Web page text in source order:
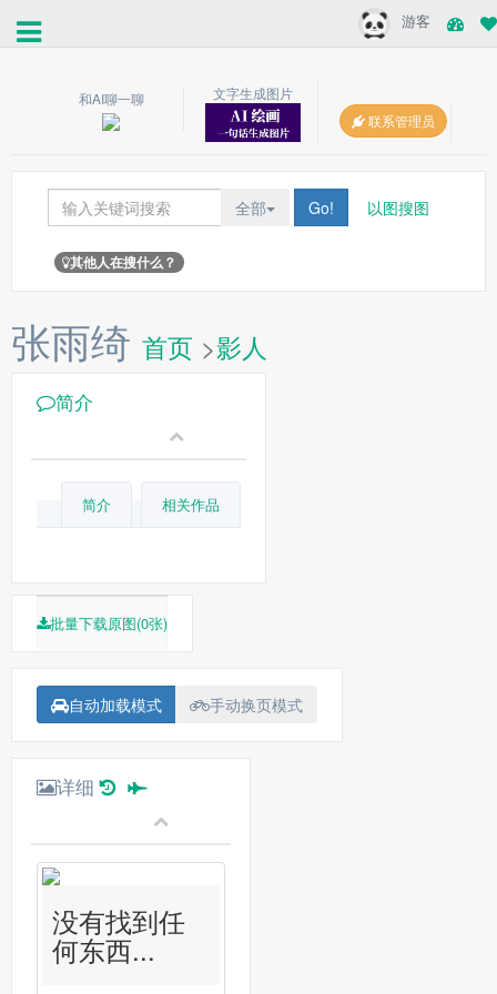
游客
和AI聊一聊
文字生成图片
联系管理员
全部 Go! 以图搜图
其他人在搜什么？
张雨绮 首页 >影人
简介
简介 相关作品
批量下载原图(0张)
自动加载模式 手动换页模式
详细
没有找到任
何东西...